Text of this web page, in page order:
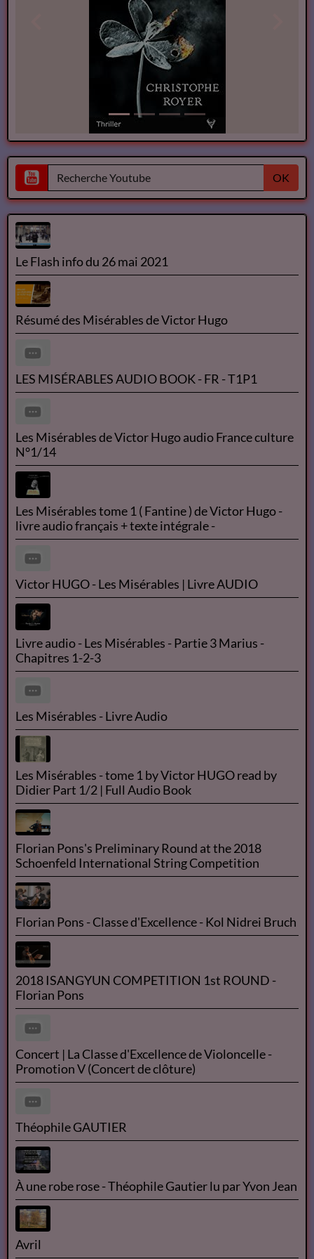
Le Flash info du 26 mai 2021
Résumé des Misérables de Victor Hugo
LES MISÉRABLES AUDIO BOOK - FR - T1P1
Les Misérables de Victor Hugo audio France culture
N°1/14
Les Misérables tome 1 ( Fantine ) de Victor Hugo -
livre audio français + texte intégrale -
Victor HUGO - Les Misérables | Livre AUDIO
Livre audio - Les Misérables - Partie 3 Marius -
Chapitres 1-2-3
Les Misérables - Livre Audio
Les Misérables - tome 1 by Victor HUGO read by
Didier Part 1/2 | Full Audio Book
Florian Pons's Preliminary Round at the 2018
Schoenfeld International String Competition
Florian Pons - Classe d'Excellence - Kol Nidrei Bruch
2018 ISANGYUN COMPETITION 1st ROUND -
Florian Pons
Concert | La Classe d'Excellence de Violoncelle -
Promotion V (Concert de clôture)